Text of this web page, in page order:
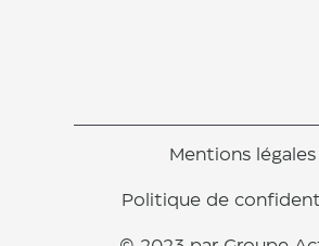
Politique de
Mentions légales